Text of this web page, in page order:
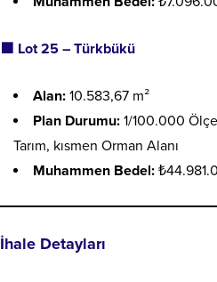
🟩 Lot 25 – Türkbükü
Alan: 10.583,67 m²
Plan Durumu: 1/100.000
Tarım, kısmen Orman Alanı
Muhammen Bedel:
İhale Detayları